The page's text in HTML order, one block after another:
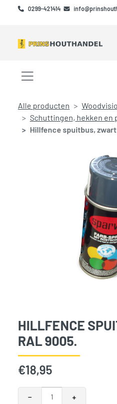
0299-421414
Menu openen/sluiten
Alle producten
Schuttingen, hekken en
Hillfence spuitbus, zwart
HILLFENCE
RAL 9005.
€18,95
−
Hillfence spuitbus, zwart
+